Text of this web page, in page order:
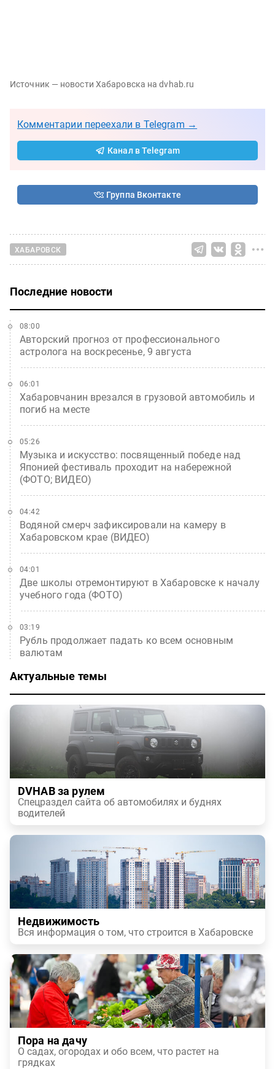
Источник — новости Хабаровска на dvhab.ru
Комментарии переехали в Telegram →
Канал в Telegram
Группа Вконтакте
ХАБАРОВСК
Последние новости
Авторский прогноз от профессионального
астролога на воскресенье, 9 августа
08:00
Хабаровчанин врезался в грузовой автомобиль и
погиб на месте
06:01
Музыка и искусство: посвященный победе над
Японией фестиваль проходит на набережной
(ФОТО; ВИДЕО)
05:26
Водяной смерч зафиксировали на камеру в
Хабаровском крае (ВИДЕО)
04:42
Две школы отремонтируют в Хабаровске к началу
учебного года (ФОТО)
04:01
Рубль продолжает падать ко всем основным
валютам
03:19
Актуальные темы
DVHAB за рулем
Спецраздел сайта об автомобилях и буднях
водителей
Недвижимость
Вся информация о том, что строится в Хабаровске
Пора на дачу
О садах, огородах и обо всем, что растет на
грядках